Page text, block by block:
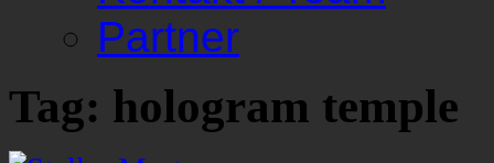
Partner
Tag: hologram temple